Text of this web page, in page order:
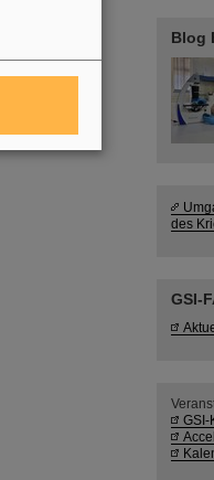
Blog
des
GSI-
GSI-